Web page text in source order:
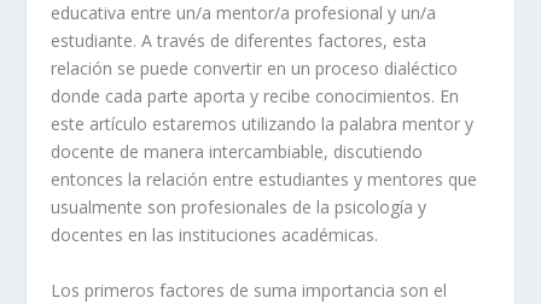
educativa entre un/a mentor/a profesional y un/a
estudiante. A través de diferentes factores, esta
relación se puede convertir en un proceso dialéctico
donde cada parte aporta y recibe conocimientos. En
este artículo estaremos utilizando la palabra mentor y
docente de manera intercambiable, discutiendo
entonces la relación entre estudiantes y mentores que
usualmente son profesionales de la psicología y
docentes en las instituciones académicas.
Los primeros factores de suma importancia son el